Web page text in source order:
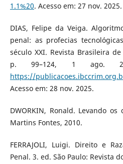
1.1%20. Acesso em: 27 nov. 2025.
DIAS, Felipe da Veiga.
penal: as profecias
século XXI. Revista Brasileira
p. 99–124, 1 ago.
https://
Acesso em: 28 nov. 2025.
DWORKIN, Ronald. Levando
Martins Fontes, 2010.
FERRAJOLI, Luigi. Direito e
Penal. 3. ed. São Paulo: Revista